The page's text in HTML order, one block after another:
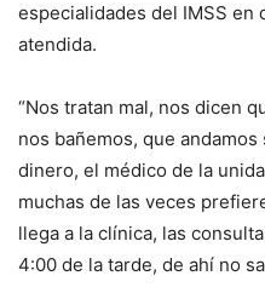
especialidades del IMSS en
atendida.
“Nos tratan mal, nos dicen
nos bañemos, que
dinero, el médico de la
muchas de las veces
llega a la clínica, las
4:00 de la tarde, de ahí no